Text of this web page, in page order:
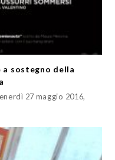
a sostegno della
27 maggio 2016,